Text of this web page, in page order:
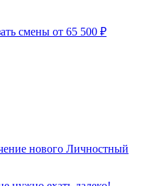
смены от 65 500 ₽
нового Личностный